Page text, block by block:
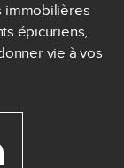
immobilières
épicuriens,
vie à vos